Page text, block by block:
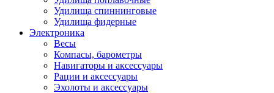
Удилища спиннинговые
Удилища фидерные
Электроника
Весы
Компасы, барометры
Навигаторы и аксессуары
Рации и аксессуары
Эхолоты и аксессуары